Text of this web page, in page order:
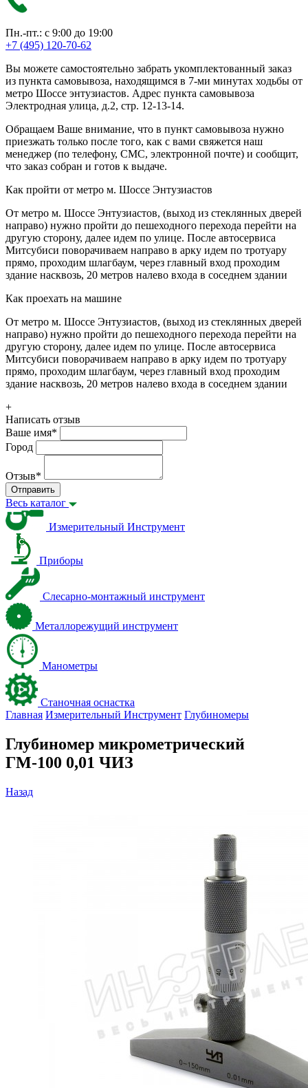
Пн.-пт.: с 9:00 до 19:00
+7 (495) 120-70-62
Вы можете самостоятельно забрать укомплектованный заказ
из пункта самовывоза, находящимся в 7-ми минутах ходьбы от
метро Шоссе энтузиастов. Адрес пункта самовывоза
Электродная улица, д.2, стр. 12-13-14.
Обращаем Ваше внимание, что в пункт самовывоза нужно
приезжать только после того, как с вами свяжется наш
менеджер (по телефону, СМС, электронной почте) и сообщит,
что заказ собран и готов к выдаче.
Как пройти от метро м. Шоссе Энтузиастов
От метро м. Шоссе Энтузиастов, (выход из стеклянных дверей
направо) нужно пройти до пешеходного перехода перейти на
другую сторону, далее идем по улице. После автосервиса
Митсубиси поворачиваем направо в арку идем по тротуару
прямо, проходим шлагбаум, через главный вход проходим
здание насквозь, 20 метров налево входа в соседнем здании
Как проехать на машине
От метро м. Шоссе Энтузиастов, (выход из стеклянных дверей
направо) нужно пройти до пешеходного перехода перейти на
другую сторону, далее идем по улице. После автосервиса
Митсубиси поворачиваем направо в арку идем по тротуару
прямо, проходим шлагбаум, через главный вход проходим
здание насквозь, 20 метров налево входа в соседнем здании
+
Написать отзыв
Ваше имя*
Город
Отзыв*
Отправить
Весь каталог
Измерительный Инструмент
Приборы
Слесарно-монтажный инструмент
Металлорежущий инструмент
Манометры
Станочная оснастка
Главная Измерительный Инструмент Глубиномеры
Глубиномер микрометрический
ГМ-100 0,01 ЧИЗ
Назад